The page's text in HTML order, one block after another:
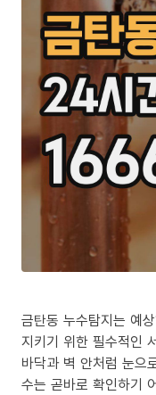
금탄동 누수탐지는 예
지키기 위한 필수적인
바닥과 벽 안처럼 눈으
수는 곧바로 확인하기